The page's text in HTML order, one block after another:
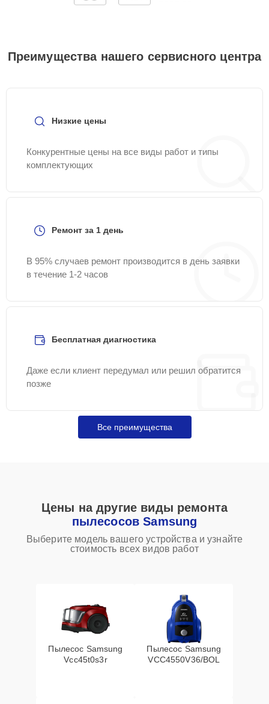
Преимущества нашего сервисного центра
Низкие цены
Конкурентные цены на все виды работ и типы
комплектующих
Ремонт за 1 день
В 95% случаев ремонт производится в день заявки
в течение 1-2 часов
Бесплатная диагностика
Даже если клиент передумал или решил обратится
позже
Все преимущества
Цены на другие виды ремонта
пылесосов Samsung
Выберите модель вашего устройства и узнайте
стоимость всех видов работ
Пылесос Samsung
Vcc45t0s3r
Пылесос Samsung
VCC4550V36/BOL